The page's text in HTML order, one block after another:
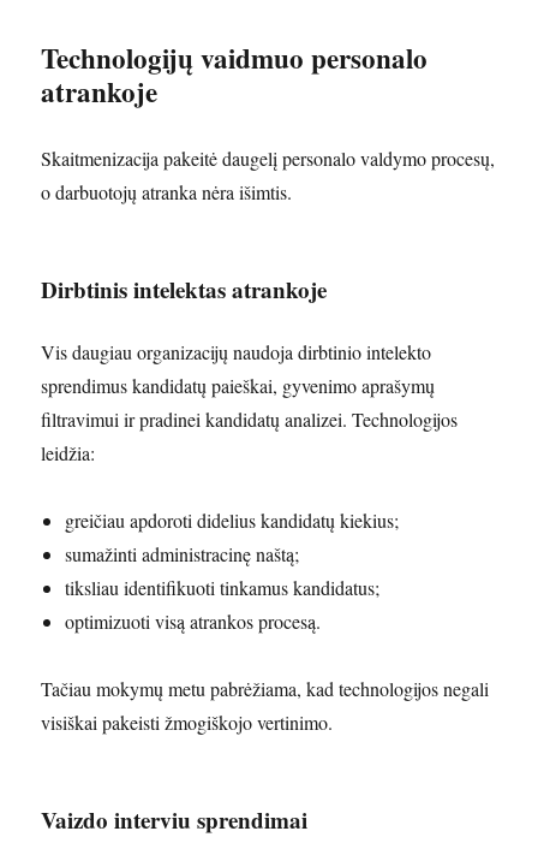
Technologijų vaidmuo personalo
atrankoje
Skaitmenizacija pakeitė daugelį personalo valdymo procesų,
o darbuotojų atranka nėra išimtis.
Dirbtinis intelektas atrankoje
Vis daugiau organizacijų naudoja dirbtinio intelekto
sprendimus kandidatų paieškai, gyvenimo aprašymų
filtravimui ir pradinei kandidatų analizei. Technologijos
leidžia:
greičiau apdoroti didelius kandidatų kiekius;
sumažinti administracinę naštą;
tiksliau identifikuoti tinkamus kandidatus;
optimizuoti visą atrankos procesą.
Tačiau mokymų metu pabrėžiama, kad technologijos negali
visiškai pakeisti žmogiškojo vertinimo.
Vaizdo interviu sprendimai